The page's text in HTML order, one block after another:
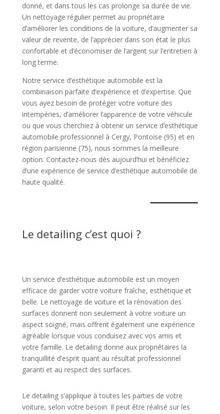
donné, et dans tous les cas prolonge sa durée de vie.
Un nettoyage régulier permet au propriétaire
d’améliorer les conditions de la voiture, d’augmenter sa
valeur de revente, de l’apprécier dans son état le plus
confortable et d’économiser de l’argent sur l’entretien à
long terme.
Notre service d’esthétique automobile est la
combinaison parfaite d’expérience et d’expertise. Que
vous ayez besoin de protéger votre voiture des
intempéries, d’améliorer l’apparence de votre véhicule
ou que vous cherchiez à obtenir un service d’esthétique
automobile professionnel à Cergy, Pontoise (95) et en
région parisienne (75), nous sommes la meilleure
option. Contactez-nous dès aujourd’hui et bénéficiez
d’une expérience de service d’esthétique automobile de
haute qualité.
Le detailing c’est quoi ?
Un service d’esthétique automobile est un moyen
efficace de garder votre voiture fraîche, esthétique et
belle. Le nettoyage de voiture et la rénovation des
surfaces donnent non seulement à votre voiture un
aspect soigné, mais offrent également une expérience
agréable lorsque vous conduisez avec vos amis et
votre famille. Le detailing donne aux propriétaires la
tranquillité d’esprit quant au résultat professionnel
garanti et au respect des surfaces.
Le detailing s’applique à toutes les parties de votre
voiture, selon votre besoin. Il peut être réalisé sur les